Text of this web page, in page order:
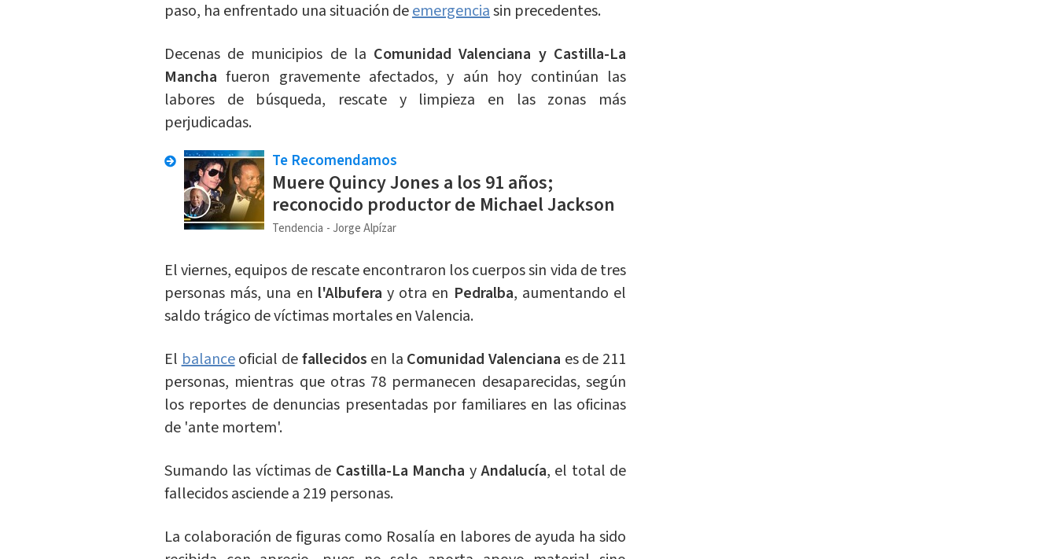
paso, ha enfrentado una situación deemergenciasin precedentes.
Decenas de municipios de la Comunidad Valenciana y Castilla-La
Mancha fueron gravemente afectados, y aún hoy continúan las
labores de búsqueda, rescate y limpieza en las zonas más
perjudicadas.
Te Recomendamos
Muere Quincy Jones a los 91 años;
reconocido productor de Michael Jackson
Tendencia Jorge Alpízar
El viernes, equipos de rescate encontraron los cuerpos sin vida de tres
personas más, una en l'Albufera y otra en Pedralba, aumentando el
saldo trágico de víctimas mortales en Valencia.
Elbalanceoficial defallecidos en la Comunidad Valenciana es de 211
personas, mientras que otras 78 permanecen desaparecidas, según
los reportes de denuncias presentadas por familiares en las oficinas
de 'ante mortem'.
Sumando las víctimas de Castilla-La Mancha yAndalucía, el total de
fallecidos asciende a 219 personas.
La colaboración de figuras como Rosalía en labores de ayuda ha sido